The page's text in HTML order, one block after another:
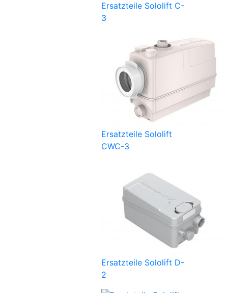
Ersatzteile Sololift C-
3
Ersatzteile Sololift
CWC-3
Ersatzteile Sololift D-
2